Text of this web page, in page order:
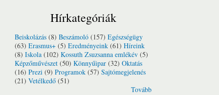
Hírkategóriák
Beiskolázás (8) Beszámoló (157) Egészségügy
(63) Erasmus+ (5) Eredményeink (61) Híreink
(8) Iskola (102) Kossuth Zsuzsanna emlékév (5)
Képzőművészet (50) Könnyűipar (32) Oktatás
(16) Prezi (9) Programok (57) Sajtómegjelenés
(21) Vetélkedő (51)
Tovább